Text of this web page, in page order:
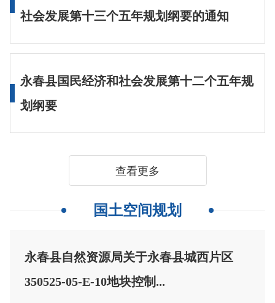
社会发展第十三个五年规划纲要的通知
永春县国民经济和社会发展第十二个五年规
划纲要
查看更多
国土空间规划
永春县自然资源局关于永春县城西片区
350525-05-E-10地块控制...